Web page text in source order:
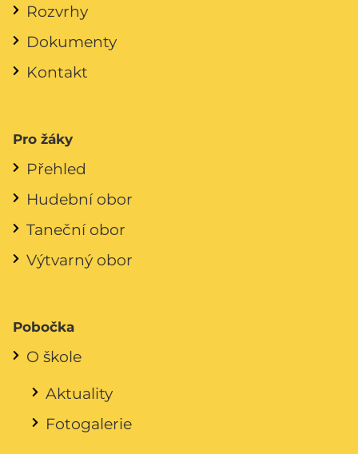
Rozvrhy
Dokumenty
Kontakt
Pro žáky
Přehled
Hudební obor
Taneční obor
Výtvarný obor
Pobočka
O škole
Aktuality
Fotogalerie